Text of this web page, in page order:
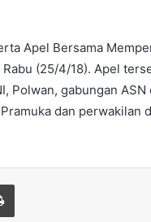
Apel Bersama
(25/4/18). Apel
Polwan, gabungan
dan perwakilan